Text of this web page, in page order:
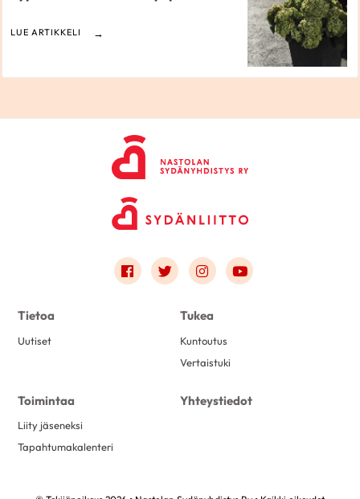
LUE ARTIKKELI
Link to facebook
Link to twitter
Link to instagram
Link to youtube
Tietoa
Uutiset
Tukea
Kuntoutus
Vertaistuki
Toimintaa
Liity jäseneksi
Tapahtumakalenteri
Yhteystiedot